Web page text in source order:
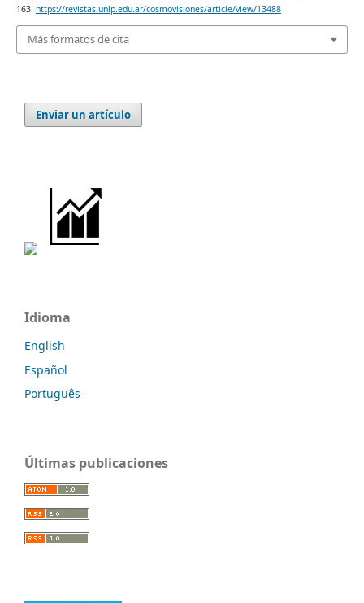
163. https://revistas.unlp.edu.ar/cosmovisiones/article/view/13488
Más formatos de cita
Enviar un artículo
Idioma
English
Español
Português
Últimas publicaciones